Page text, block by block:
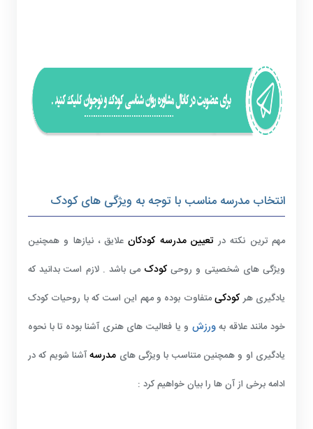
انتخاب مدرسه مناسب با توجه به ویژگی های کودک
مهم ترین نکته درتعیین مدرسه کودکانعلایق ، نیازها و همچنین
ویژگی های شخصیتی و روحی کودکمی باشد . لازم است بدانید که
یادگیری هرکودکیمتفاوت بوده و مهم این است که با روحیات کودک
خود مانند علاقه بهورزش و یا فعالیت های هنری آشنا بوده تا با نحوه
یادگیری او و همچنین متناسب با ویژگی های مدرسهآشنا شویم که در
ادامه برخی از آن ها را بیان خواهیم کرد :